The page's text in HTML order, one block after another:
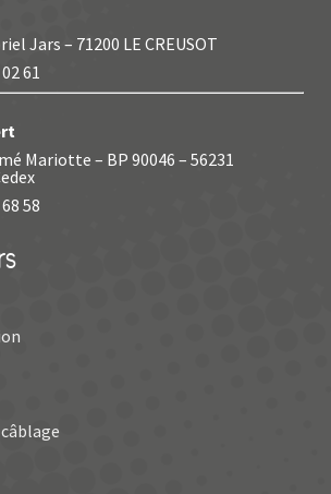
Jars – 71200 LE CREUSOT
61
Mariotte – BP 90046 – 56231
58